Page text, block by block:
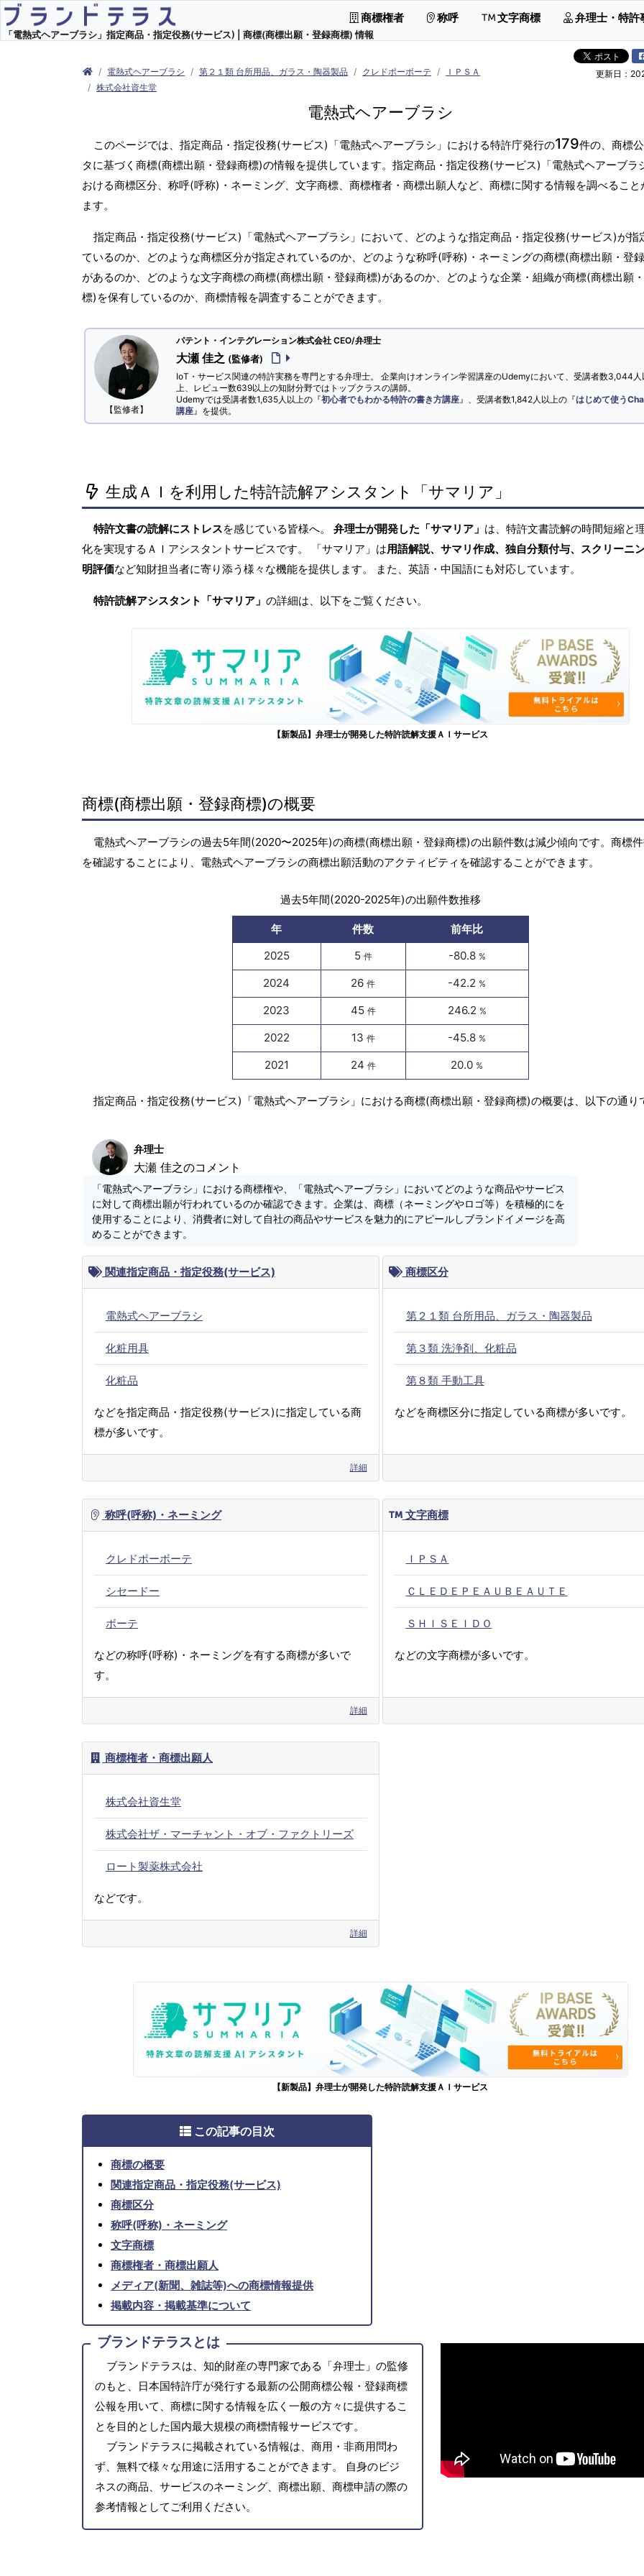
「電熱式ヘアーブラシ」指定商品・指定役務(サービス) | 商標(商標出願・登録商標) 情報
商標権者 称呼 文字商標 弁理士・特許
電熱式ヘアーブラシ 第２１類 台所用品、ガラス・陶器製品 クレドポーボーテ
ＩＰＳＡ
株式会社資生堂
更新日：
電熱式ヘアーブラシ
このページでは、指定商品・指定役務(サービス)「電熱式ヘアーブラシ」における特許庁発行の179件の、商標
タに基づく商標(商標出願・登録商標)の情報を提供しています。指定商品・指定役務(サービス)「電熱式ヘアーブラ
おける商標区分、称呼(呼称)・ネーミング、文字商標、商標権者・商標出願人など、商標に関する情報を調べること
ます。
指定商品・指定役務(サービス)「電熱式ヘアーブラシ」において、どのような指定商品・指定役務(サービス)が指
ているのか、どのような商標区分が指定されているのか、どのような称呼(呼称)・ネーミングの商標(商標出願・登
があるのか、どのような文字商標の商標(商標出願・登録商標)があるのか、どのような企業・組織が商標(商標出願
標)を保有しているのか、商標情報を調査することができます。
【監修者】
パテント・インテグレーション株式会社 CEO/弁理士
大瀬 佳之 (監修者)
IoT・サービス関連の特許実務を専門とする弁理士。 企業向けオンライン学習講座のUdemyにおいて、受講者数3,044人
上、レビュー数639以上の知財分野ではトップクラスの講師。
Udemyでは受講者数1,635人以上の『初心者でもわかる特許の書き方講座 』、受講者数1,842人以上の『はじめて使う
講座 』を提供。
生成ＡＩを利用した特許読解アシスタント「サマリア」
特許文書の読解にストレスを感じている皆様へ。 弁理士が開発した「サマリア」 は、特許文書読解の時間短縮と
化を実現するＡＩアシスタントサービスです。 「サマリア」は用語解説、サマリ作成、独自分類付与、スクリーニ
明評価など知財担当者に寄り添う様々な機能を提供します。 また、英語・中国語にも対応しています。
特許読解アシスタント「サマリア」 の詳細は、以下をご覧ください。
【新製品】弁理士が開発した特許読解支援ＡＩサービス
商標(商標出願・登録商標)の概要
電熱式ヘアーブラシの過去5年間(2020〜2025年)の商標(商標出願・登録商標)の出願件数は減少傾向です。商標
を確認することにより、電熱式ヘアーブラシの商標出願活動のアクティビティを確認することができます。
過去5年間(2020-2025年)の出願件数推移
年 件数
前年比
2025
5 件 -80.8 %
2024 26件 -42.2 %
2023 45 件 246.2 %
2022 13 件 -45.8 %
2021 24 件 20.0 %
指定商品・指定役務(サービス)「電熱式ヘアーブラシ」における商標(商標出願・登録商標)の概要は、以下の通り
弁理士
大瀬 佳之のコメント
「電熱式ヘアーブラシ」における商標権や、「電熱式ヘアーブラシ」においてどのような商品やサービス
に対して商標出願が行われているのか確認できます。企業は、商標（ネーミングやロゴ等）を積極的にを
使用することにより、消費者に対して自社の商品やサービスを魅力的にアピールしブランドイメージを高
めることができます。
関連指定商品・指定役務(サービス)
電熱式ヘアーブラシ
化粧用具
化粧品
などを指定商品・指定役務(サービス)に指定している商
標が多いです。
詳細
商標区分
第２１類 台所用品、ガラス・陶器製品
第３類 洗浄剤、化粧品
第８類 手動工具
などを商標区分に指定している商標が多いです。
称呼(呼称)・ネーミング
クレドポーボーテ
シセードー
ボーテ
などの称呼(呼称)・ネーミングを有する商標が多いで
す。
詳細
文字商標
ＩＰＳＡ
ＣＬＥＤＥＰＥＡＵＢＥＡＵＴＥ
ＳＨＩＳＥＩＤＯ
などの文字商標が多いです。
商標権者・商標出願人
株式会社資生堂
株式会社ザ・マーチャント・オブ・ファクトリーズ
ロート製薬株式会社
などです。
詳細
【新製品】弁理士が開発した特許読解支援ＡＩサービス
この記事の目次
商標の概要
関連指定商品・指定役務(サービス)
商標区分
称呼(呼称)・ネーミング
文字商標
商標権者・商標出願人
メディア(新聞、雑誌等)への商標情報提供
掲載内容・掲載基準について
ブランドテラスとは
ブランドテラスは、知的財産の専門家である「弁理士」の監修
のもと、日本国特許庁が発行する最新の公開商標公報・登録商標
公報を用いて、商標に関する情報を広く一般の方々に提供するこ
とを目的とした国内最大規模の商標情報サービスです。
ブランドテラスに掲載されている情報は、商用・非商用問わ
ず、無料で様々な用途に活用することができます。 自身のビジ
ネスの商品、サービスのネーミング、商標出願、商標申請の際の
参考情報としてご利用ください。